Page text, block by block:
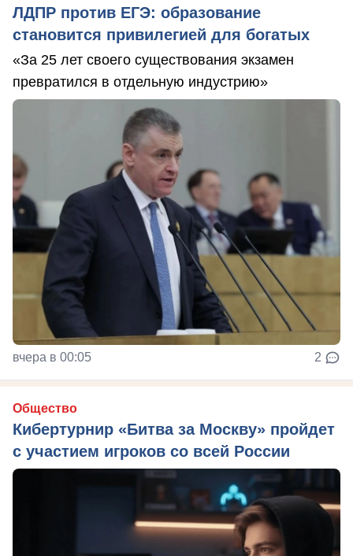
ЛДПР против ЕГЭ: образование
становится привилегией для богатых
«За 25 лет своего существования экзамен
превратился в отдельную индустрию»
вчера в 00:05 2
Общество
Кибертурнир «Битва за Москву» пройдет
с участием игроков со всей России